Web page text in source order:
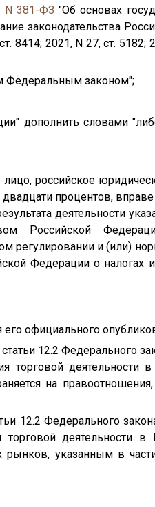
N 381-ФЗ "Об основах
законодательства
8414; 2021, N 27, ст. 5182;
Федеральным законом";
дополнить словами
российское
процентов,
деятельности
Российской
регулировании и (или)
Федерации о налогах
официального
12.2 Федерального
торговой деятельности
на
12.2 Федерального
торговой деятельности
указанным в